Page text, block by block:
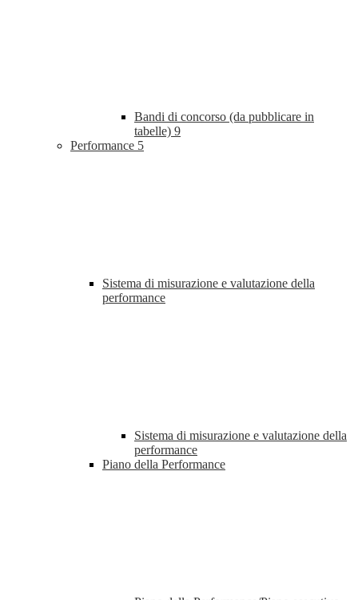
Bandi di concorso (da pubblicare in
tabelle) 9
Performance 5
Sistema di misurazione e valutazione della
performance
Sistema di misurazione e valutazione della
performance
Piano della Performance